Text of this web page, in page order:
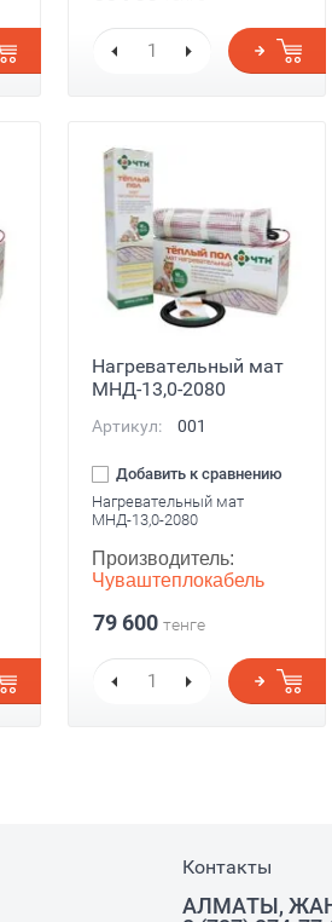
Нагревательный мат
МНД-13,0-2080
Артикул: 001
Добавить к сравнению
Нагревательный мат
МНД-13,0-2080
Производитель:
Чуваштеплокабель
79 600 тенге
Контакты
АЛМАТЫ,